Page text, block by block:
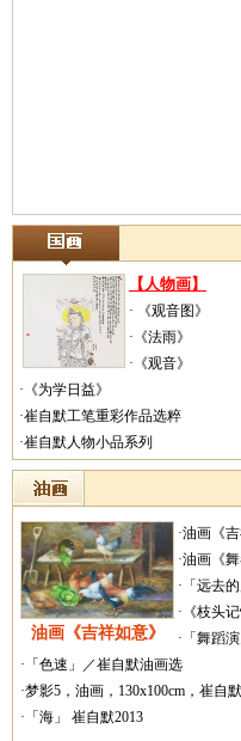
【人物画】
· 《观音图》
·《法雨》
·《观音》
·《为学日益》
·崔自默工笔重彩作品选粹
·崔自默人物小品系列
油画《吉祥如意》
·油画《
·油画《舞
·「远去
·《枝头
·「舞蹈
·「色速」／崔自默油画选
·梦影5，油画，130x100cm，崔自
·「海」 崔自默2013